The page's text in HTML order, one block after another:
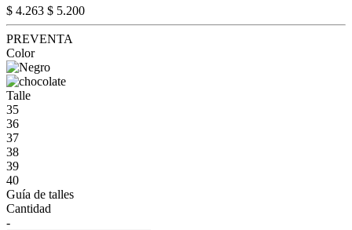
$ 4.263 $ 5.200
PREVENTA
Color
Talle
35
36
37
38
39
40
Guía de talles
Cantidad
-